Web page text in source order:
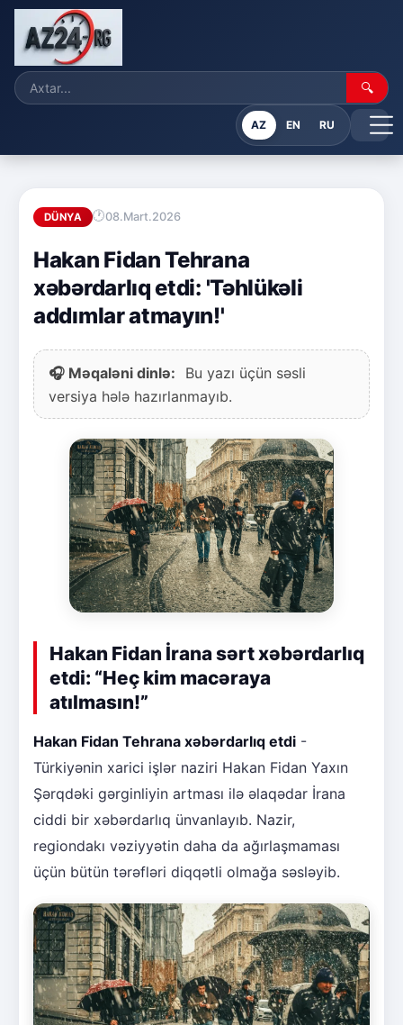
🔍
AZ EN RU
DÜNYA 08.Mart.2026
Hakan Fidan Tehrana
xəbərdarlıq etdi: 'Təhlükəli
addımlar atmayın!'
🎧 Məqaləni dinlə:
Bu yazı üçün səsli
versiya hələ hazırlanmayıb.
Hakan Fidan İrana sərt xəbərdarlıq
etdi: “Heç kim macəraya
atılmasın!”
Hakan Fidan Tehrana xəbərdarlıq etdi -
Türkiyənin xarici işlər naziri Hakan Fidan Yaxın
Şərqdəki gərginliyin artması ilə əlaqədar İrana
ciddi bir xəbərdarlıq ünvanlayıb. Nazir,
regiondakı vəziyyətin daha da ağırlaşmaması
üçün bütün tərəfləri diqqətli olmağa səsləyib.